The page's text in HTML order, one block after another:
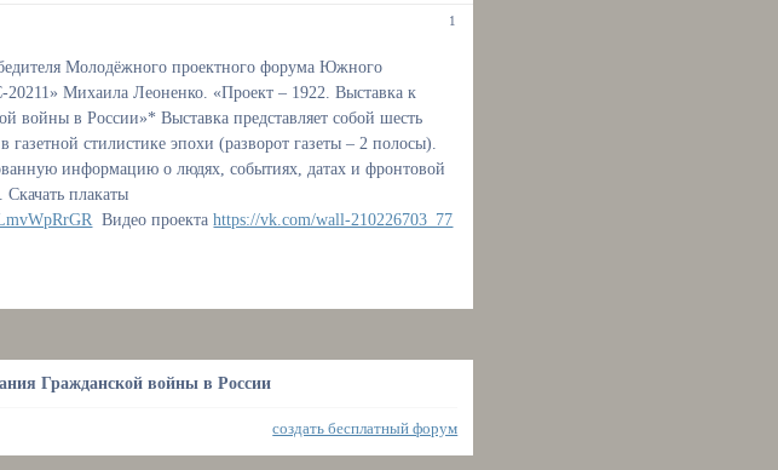
1
Молодёжного проектного форума Южного
Михаила Леоненко. «Проект – 1922. Выставка к
войны в России»* Выставка представляет собой шесть
газетной стилистике эпохи (разворот газеты – 2 полосы).
информацию о людях, событиях, датах и фронтовой
Скачать плакаты
Видео проектаhttps://vk.com/wall-210226703_77
Гражданской войны в России
создать бесплатный форум